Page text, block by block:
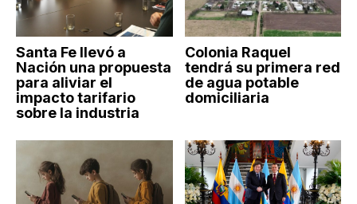
Santa Fe llevó a
Nación una propuesta
para aliviar el
impacto tarifario
sobre la industria
Colonia Raquel
tendrá su primera red
de agua potable
domiciliaria